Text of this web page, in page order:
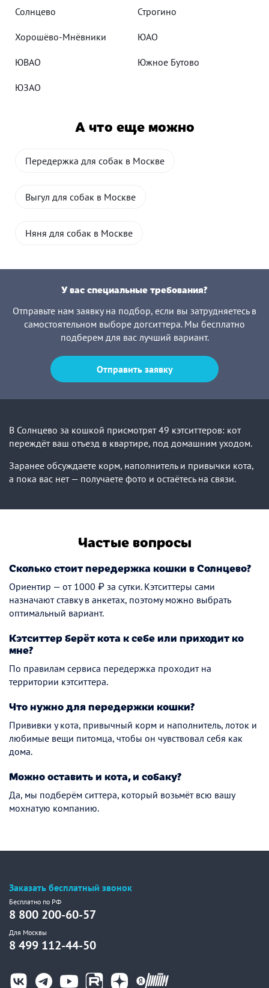
Солнцево Строгино
Хорошёво-Мнёвники ЮАО
ЮВАО Южное Бутово
ЮЗАО
А что еще можно
Передержка для собак в Москве
Выгул для собак в Москве
Няня для собак в Москве
У вас специальные требования?
Отправьте нам заявку на подбор, если вы затрудняетесь в
самостоятельном выборе догситтера. Мы бесплатно
подберем для вас лучший вариант.
Отправить заявку
В Солнцево за кошкой присмотрят 49 кэтситтеров: кот
переждёт ваш отъезд в квартире, под домашним уходом.
Заранее обсуждаете корм, наполнитель и привычки кота,
а пока вас нет — получаете фото и остаётесь на связи.
Частые вопросы
Сколько стоит передержка кошки в Солнцево?
Ориентир — от 1000 ₽ за сутки. Кэтситтеры сами
назначают ставку в анкетах, поэтому можно выбрать
оптимальный вариант.
Кэтситтер берёт кота к себе или приходит ко
мне?
По правилам сервиса передержка проходит на
территории кэтситтера.
Что нужно для передержки кошки?
Прививки у кота, привычный корм и наполнитель, лоток и
любимые вещи питомца, чтобы он чувствовал себя как
дома.
Можно оставить и кота, и собаку?
Да, мы подберём ситтера, который возьмёт всю вашу
мохнатую компанию.
Заказать бесплатный звонок
Бесплатно по РФ
8 800 200-60-57
Для Москвы
8 499 112-44-50